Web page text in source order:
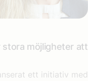
stora möjligheter att
ett initiativ med